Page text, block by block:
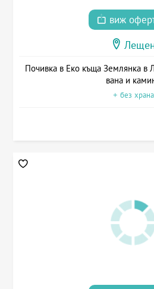
виж
Почивка в Еко къща Землянка в
вана и
+ без храна